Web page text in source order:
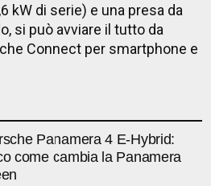
kW di serie) e una presa da
si può avviare il tutto da
Connect per smartphone e
Panamera 4 E-Hybrid:
come cambia la Panamera